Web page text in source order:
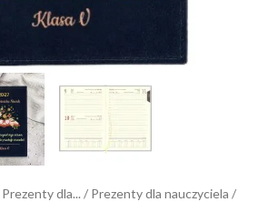
Prezenty dla... / Prezenty dla nauczyciela /